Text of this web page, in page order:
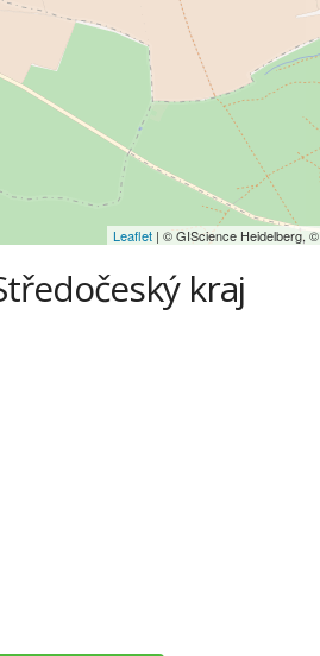
Leaflet | © GIScience Heidelberg, ©
kraj